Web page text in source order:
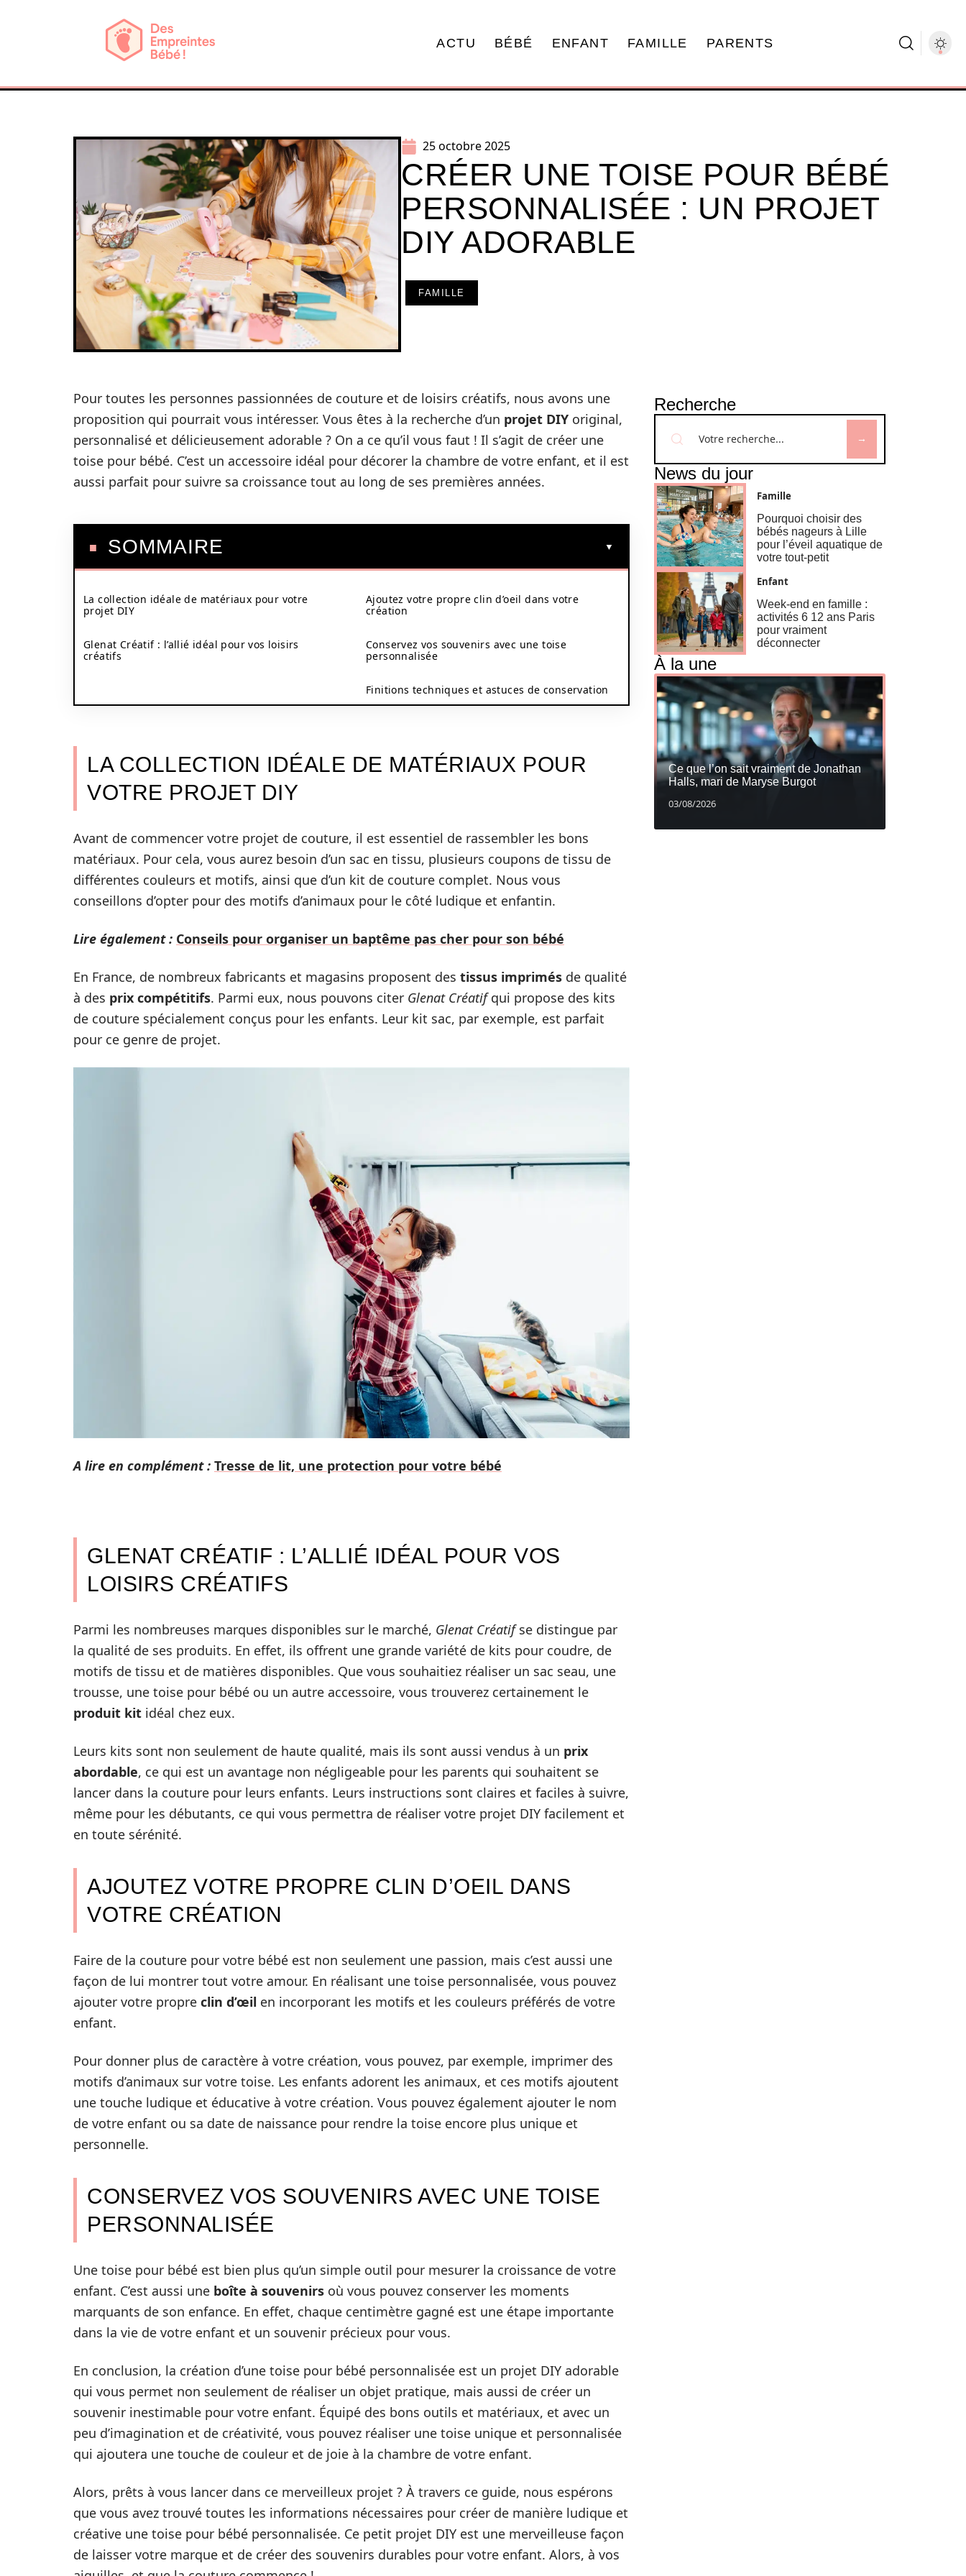
ACTU BÉBÉ ENFANT FAMILLE PARENTS
25 octobre 2025
CRÉER UNE TOISE POUR BÉBÉ
PERSONNALISÉE : UN PROJET
DIY ADORABLE
FAMILLE
Pour toutes les personnes passionnées de couture et de loisirs créatifs, nous avons une
proposition qui pourrait vous intéresser. Vous êtes à la recherche d’un projet DIY original,
personnalisé et délicieusement adorable ? On a ce qu’il vous faut ! Il s’agit de créer une
toise pour bébé. C’est un accessoire idéal pour décorer la chambre de votre enfant, et il est
aussi parfait pour suivre sa croissance tout au long de ses premières années.
SOMMAIRE
La collection idéale de matériaux pour votre
projet DIY
Glenat Créatif : l’allié idéal pour vos loisirs
créatifs
Ajoutez votre propre clin d’oeil dans votre
création
Conservez vos souvenirs avec une toise
personnalisée
Finitions techniques et astuces de conservation
LA COLLECTION IDÉALE DE MATÉRIAUX POUR
VOTRE PROJET DIY
Avant de commencer votre projet de couture, il est essentiel de rassembler les bons
matériaux. Pour cela, vous aurez besoin d’un sac en tissu, plusieurs coupons de tissu de
différentes couleurs et motifs, ainsi que d’un kit de couture complet. Nous vous
conseillons d’opter pour des motifs d’animaux pour le côté ludique et enfantin.
Lire également : Conseils pour organiser un baptême pas cher pour son bébé
En France, de nombreux fabricants et magasins proposent des tissus imprimés de qualité
à des prix compétitifs. Parmi eux, nous pouvons citer Glenat Créatifqui propose des kits
de couture spécialement conçus pour les enfants. Leur kit sac, par exemple, est parfait
pour ce genre de projet.
A lire en complément : Tresse de lit, une protection pour votre bébé
GLENAT CRÉATIF : L’ALLIÉ IDÉAL POUR VOS
LOISIRS CRÉATIFS
Parmi les nombreuses marques disponibles sur le marché, Glenat Créatifse distingue par
la qualité de ses produits. En effet, ils offrent une grande variété de kits pour coudre, de
motifs de tissu et de matières disponibles. Que vous souhaitiez réaliser un sac seau, une
trousse, une toise pour bébé ou un autre accessoire, vous trouverez certainement le
produit kit idéal chez eux.
Leurs kits sont non seulement de haute qualité, mais ils sont aussi vendus à un prix
abordable, ce qui est un avantage non négligeable pour les parents qui souhaitent se
lancer dans la couture pour leurs enfants. Leurs instructions sont claires et faciles à suivre,
même pour les débutants, ce qui vous permettra de réaliser votre projet DIY facilement et
en toute sérénité.
AJOUTEZ VOTRE PROPRE CLIN D’OEIL DANS
VOTRE CRÉATION
Faire de la couture pour votre bébé est non seulement une passion, mais c’est aussi une
façon de lui montrer tout votre amour. En réalisant une toise personnalisée, vous pouvez
ajouter votre propre clin d’œil en incorporant les motifs et les couleurs préférés de votre
enfant.
Pour donner plus de caractère à votre création, vous pouvez, par exemple, imprimer des
motifs d’animaux sur votre toise. Les enfants adorent les animaux, et ces motifs ajoutent
une touche ludique et éducative à votre création. Vous pouvez également ajouter le nom
de votre enfant ou sa date de naissance pour rendre la toise encore plus unique et
personnelle.
CONSERVEZ VOS SOUVENIRS AVEC UNE TOISE
PERSONNALISÉE
Une toise pour bébé est bien plus qu’un simple outil pour mesurer la croissance de votre
enfant. C’est aussi une boîte à souvenirs où vous pouvez conserver les moments
marquants de son enfance. En effet, chaque centimètre gagné est une étape importante
dans la vie de votre enfant et un souvenir précieux pour vous.
En conclusion, la création d’une toise pour bébé personnalisée est un projet DIY adorable
qui vous permet non seulement de réaliser un objet pratique, mais aussi de créer un
souvenir inestimable pour votre enfant. Équipé des bons outils et matériaux, et avec un
peu d’imagination et de créativité, vous pouvez réaliser une toise unique et personnalisée
qui ajoutera une touche de couleur et de joie à la chambre de votre enfant.
Alors, prêts à vous lancer dans ce merveilleux projet ? À travers ce guide, nous espérons
que vous avez trouvé toutes les informations nécessaires pour créer de manière ludique et
créative une toise pour bébé personnalisée. Ce petit projet DIY est une merveilleuse façon
de laisser votre marque et de créer des souvenirs durables pour votre enfant. Alors, à vos
Recherche
News du jour
Famille
Pourquoi choisir des
bébés nageurs à Lille
pour l’éveil aquatique de
votre tout-petit
Enfant
Week-end en famille :
activités 6 12 ans Paris
pour vraiment
déconnecter
À la une
Ce que l’on sait vraiment de Jonathan
Halls, mari de Maryse Burgot
03/08/2026